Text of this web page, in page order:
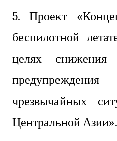
5. Проект
беспилотной
целях снижения
чрезвычайных
Центральной Азии».